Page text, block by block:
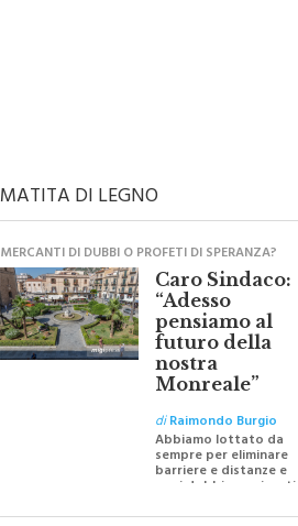
MATITA DI LEGNO
MERCANTI DI DUBBI O PROFETI DI SPERANZA?
Caro Sindaco:
“Adesso
pensiamo al
futuro della
nostra
Monreale”
diRaimondo Burgio
Abbiamo lottato da
sempre per eliminare
barriere e distanze e
oggi dobbiamo ripartire